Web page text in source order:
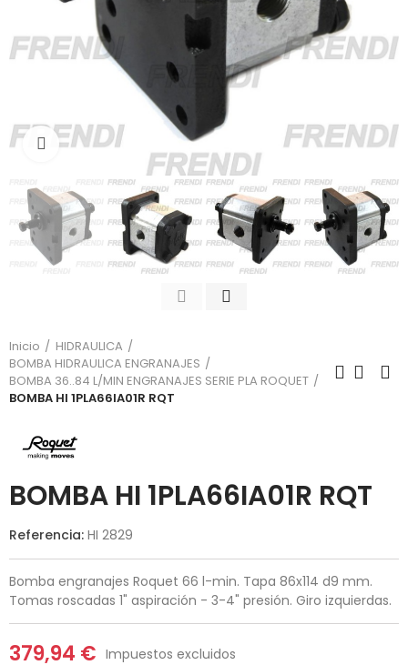
Click para agrandar
Inicio
HIDRAULICA
BOMBA HIDRAULICA ENGRANAJES
BOMBA 36..84 L/MIN ENGRANAJES SERIE PLA ROQUET
BOMBA HI 1PLA66IA01R RQT
BOMBA HI 1PLA66IA01R RQT
Referencia: HI 2829
Bomba engranajes Roquet 66 l-min. Tapa 86x114 d9 mm.
Tomas roscadas 1" aspiración - 3-4" presión. Giro izquierdas.
379,94 € Impuestos excluidos